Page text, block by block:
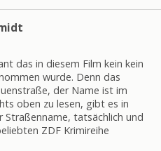
das in diesem Film kein kein
wurde. Denn das
der Name ist im
oben zu lesen, gibt es in
Straßenname, tatsächlich und
ZDF Krimireihe